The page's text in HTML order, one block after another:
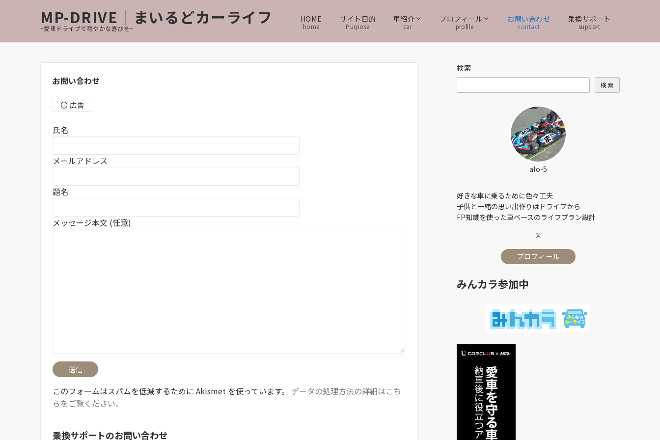
MP-DRIVE｜まいるどカーライフ
~愛車ドライブで穏やかな喜びを~
HOME
home
サイト目的
Purpose
車紹介
car
プロフィール
profile
お問い合わせ
contact
乗換サポート
support
お問い合わせ
広告
氏名
メールアドレス
題名
メッセージ本文 (任意)
このフォームはスパムを低減するために Akismet を使っています。 データの処理方法の詳細はこち
らをご覧ください。
乗換サポートのお問い合わせ
検索
検索
alo-5
好きな車に乗るために色々工夫
子供と一緒の思い出作りはドライブから
FP知識を使った車ベースのライフプラン設計
プロフィール
みんカラ参加中